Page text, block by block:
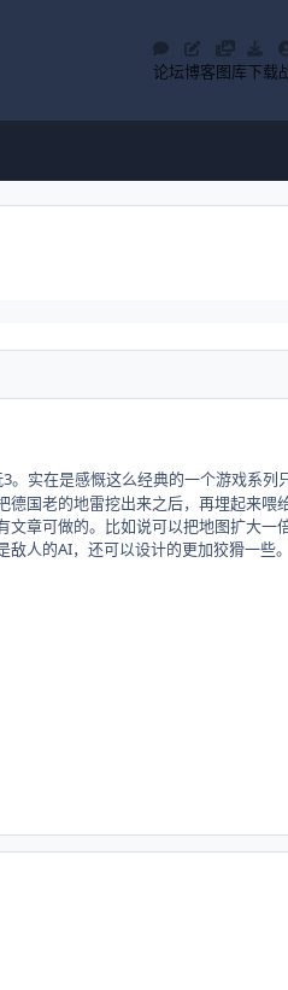
论坛博客图库下载
。实在是感慨这么经典的一个游戏系列
国老的地雷挖出来之后，再埋起来喂
章可做的。比如说可以把地图扩大
人的AI，还可以设计的更加狡猾一